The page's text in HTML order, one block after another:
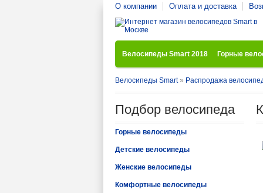
О компании Оплата и доставка
Велосипеды Smart 2018 Горные
Велосипеды Smart» Распродажа
Подбор велосипеда
Горные велосипеды
Детские велосипеды
Женские велосипеды
Комфортные велосипеды